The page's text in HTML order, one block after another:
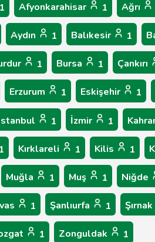
1 Afyonkarahisar 1 Ağrı
Aydın 1 Balıkesir 1
1 Bursa 1 Çankırı
Erzurum 1 Eskişehir 1
1 İzmir 1
1 Kırklareli 1 Kilis 1
Muğla 1 Muş 1 Niğde
1 Şanlıurfa 1 Şırnak
1 Zonguldak 1